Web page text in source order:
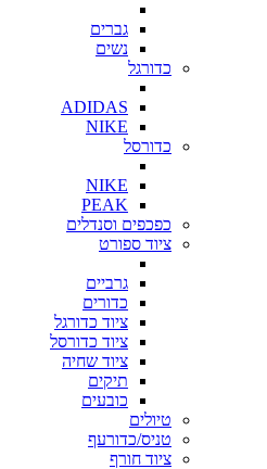
גברים
נשים
כדורגל
ADIDAS
NIKE
כדורסל
NIKE
PEAK
כפכפים וסנדלים
ציוד ספורט
גרביים
כדורים
ציוד כדורגל
ציוד כדורסל
ציוד שחיה
תיקים
כובעים
טיולים
טניס/כדורעף
ציוד חורף